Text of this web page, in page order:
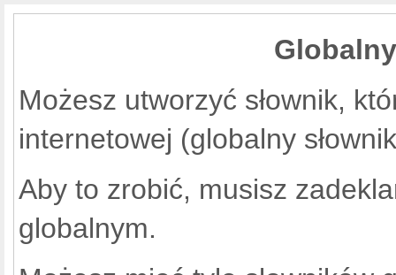
Możesz utworzyć słownik,
internetowej (globalny
Aby to zrobić, musisz
globalnym.